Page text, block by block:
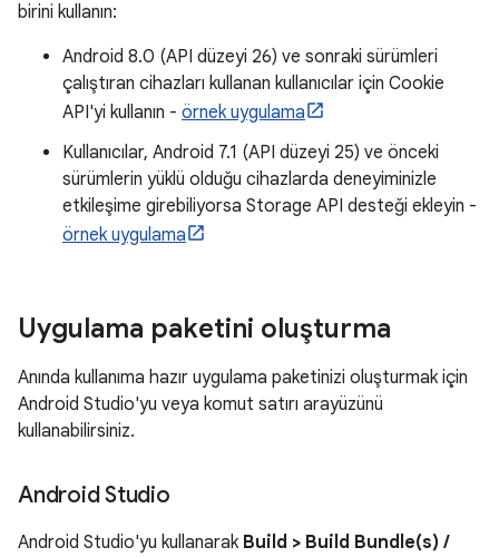
birini kullanın:
Android 8.0 (API düzeyi 26) ve sonraki sürümleri
çalıştıran cihazları kullanan kullanıcılar için Cookie
API'yi kullanın - örnek uygulama
Kullanıcılar, Android 7.1 (API düzeyi 25) ve önceki
sürümlerin yüklü olduğu cihazlarda deneyiminizle
etkileşime girebiliyorsa Storage API desteği ekleyin -
örnek uygulama
Uygulama paketini oluşturma
Anında kullanıma hazır uygulama paketinizi oluşturmak için
Android Studio'yu veya komut satırı arayüzünü
kullanabilirsiniz.
Android Studio
Android Studio'yu kullanarak Build > Build Bundle(s) /